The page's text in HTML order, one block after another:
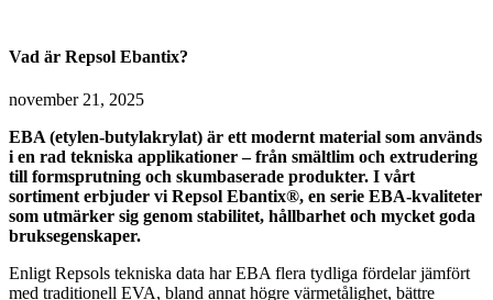
Vad är Repsol Ebantix?
november 21, 2025
EBA (etylen-butylakrylat) är ett modernt material som används
i en rad tekniska applikationer – från smältlim och extrudering
till formsprutning och skumbaserade produkter. I vårt
sortiment erbjuder vi Repsol Ebantix®, en serie EBA-kvaliteter
som utmärker sig genom stabilitet, hållbarhet och mycket goda
bruksegenskaper.
Enligt Repsols tekniska data har EBA flera tydliga fördelar jämfört
med traditionell EVA, bland annat högre värmetålighet, bättre